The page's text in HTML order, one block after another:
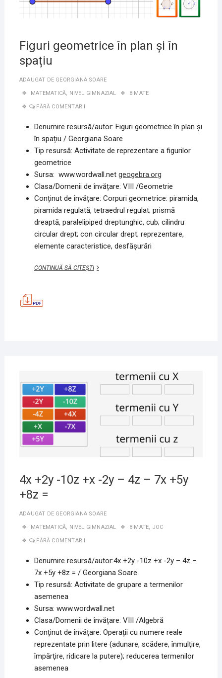
Figuri geometrice în plan și în
spațiu
ADAUGAT DE GEORGIANA SOARE
MATEMATICĂ, NIVEL GIMNAZIAL 8 MATE
FĂRĂ COMENTARII
Denumire resursă/autor: Figuri geometrice în plan și
în spațiu / Georgiana Soare
Tip resursă: Activitate de reprezentare a figurilor
geometrice
Sursa: www.wordwall.net geogebra.org
Clasa/Domenii de învățare: VIII /Geometrie
Conținut de învățare: Corpuri geometrice: piramida,
piramida regulată, tetraedrul regulat; prismă
dreaptă, paralelipiped dreptunghic, cub; cilindru
circular drept; con circular drept; reprezentare,
elemente caracteristice, desfășurări
CONTINUĂ SĂ CITEȘTIFIGURI
4x +2y -10z +x -2y – 4z – 7x +5y
+8z =
ADAUGAT DE GEORGIANA SOARE
MATEMATICĂ, NIVEL GIMNAZIAL 8 MATE, JOC
FĂRĂ COMENTARII
Denumire resursă/autor:4x +2y -10z +x -2y – 4z –
7x +5y +8z = / Georgiana Soare
Tip resursă: Activitate de grupare a termenilor
asemenea
Sursa: www.wordwall.net
Clasa/Domenii de învățare: VIII /Algebră
Conținut de învățare: Operații cu numere reale
reprezentate prin litere (adunare, scădere, înmulţire,
împărţire, ridicare la putere); reducerea termenilor
asemenea